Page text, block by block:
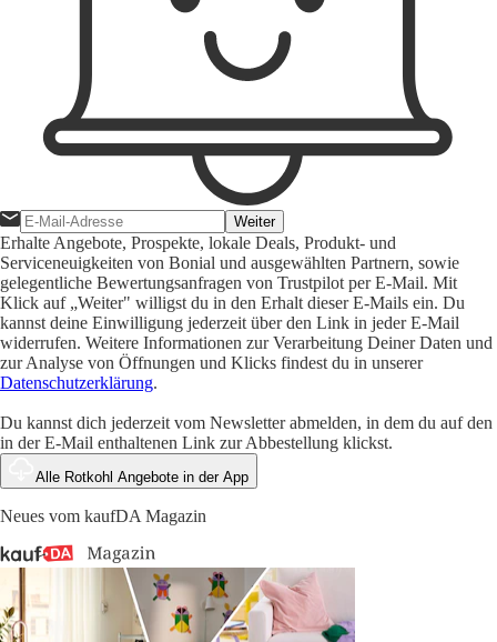
Weiter
Erhalte Angebote, Prospekte, lokale Deals, Produkt- und
Serviceneuigkeiten von Bonial und ausgewählten Partnern, sowie
gelegentliche Bewertungsanfragen von Trustpilot per E-Mail. Mit
Klick auf „Weiter" willigst du in den Erhalt dieser E-Mails ein. Du
kannst deine Einwilligung jederzeit über den Link in jeder E-Mail
widerrufen. Weitere Informationen zur Verarbeitung Deiner Daten und
zur Analyse von Öffnungen und Klicks findest du in unserer
Datenschutzerklärung.
Du kannst dich jederzeit vom Newsletter abmelden, in dem du auf den
in der E-Mail enthaltenen Link zur Abbestellung klickst.
Alle Rotkohl Angebote in der App
Neues vom kaufDA Magazin